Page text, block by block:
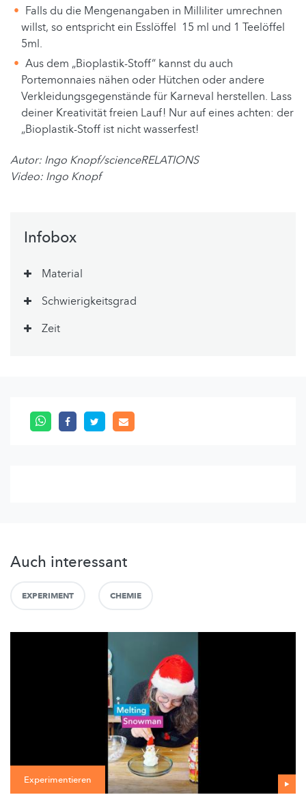
Falls du die Mengenangaben in Milliliter umrechnen
willst, so entspricht ein Esslöffel 15 ml und 1 Teelöffel
5ml.
Aus dem „Bioplastik-Stoff“ kannst du auch
Portemonnaies nähen oder Hütchen oder andere
Verkleidungsgegenstände für Karneval herstellen. Lass
deiner Kreativität freien Lauf! Nur auf eines achten: der
„Bioplastik-Stoff ist nicht wasserfest!
Autor: Ingo Knopf/scienceRELATIONS
Video: Ingo Knopf
Infobox
Material
Schwierigkeitsgrad
Zeit
Auch interessant
EXPERIMENT CHEMIE
Experimentieren